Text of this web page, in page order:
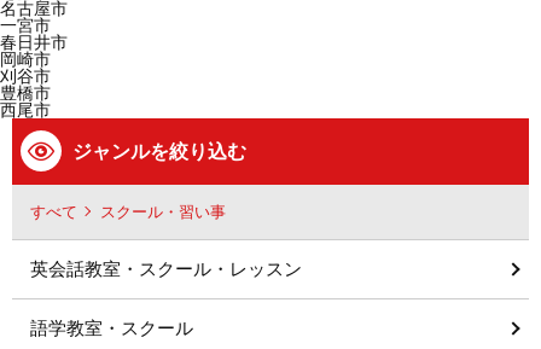
名古屋市
一宮市
春日井市
岡崎市
刈谷市
豊橋市
西尾市
ジャンルを絞り込む
すべて スクール・習い事
英会話教室・スクール・レッスン
語学教室・スクール